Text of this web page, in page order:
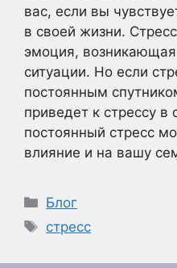
вас, если вы
в своей жизни.
эмоция,
ситуации. Но если
постоянным
приведет к стрессу
постоянный стресс
влияние и на вашу
Рубрики
Блог
Метки
стресс